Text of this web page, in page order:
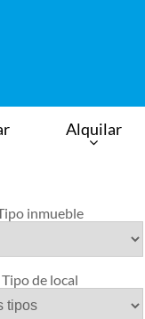
Alquilar
inmueble
Tipo de local